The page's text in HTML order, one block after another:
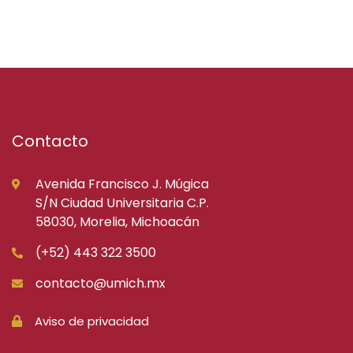
Contacto
Avenida Francisco J. Múgica
S/N Ciudad Universitaria C.P.
58030, Morelia, Michoacán
(+52) 443 322 3500
contacto@umich.mx
Aviso de privacidad